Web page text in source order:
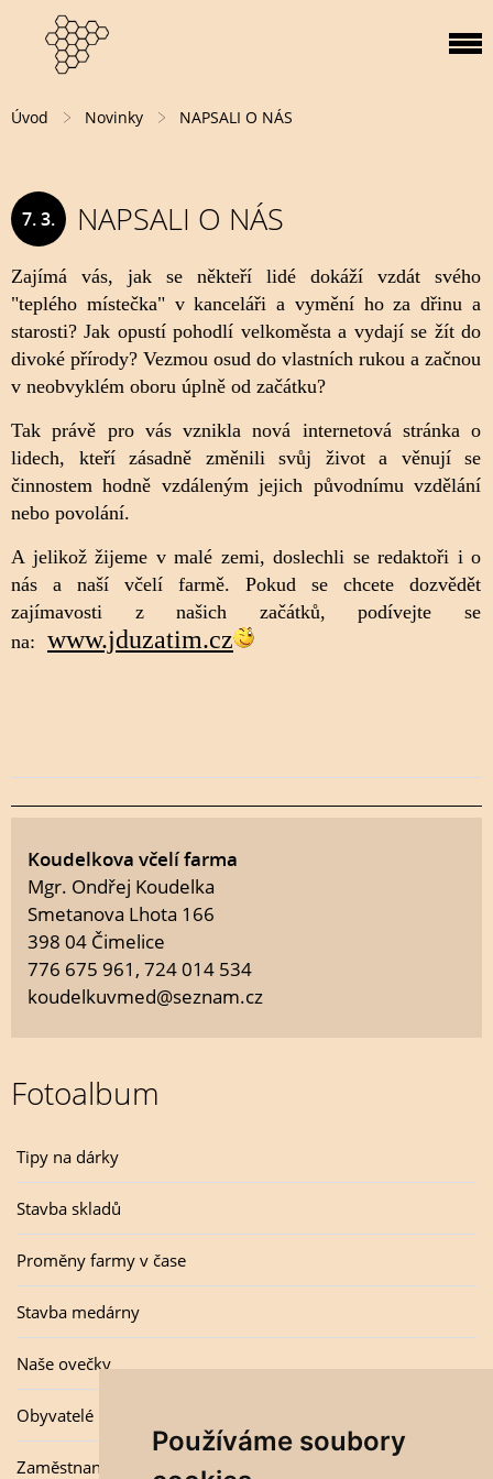
Používáme soubory
Úvod Novinky NAPSALI O NÁS
7. 3.
2014
NAPSALI O NÁS
Zajímá vás, jak se někteří lidé dokáží vzdát svého
"teplého místečka" v kanceláři a vymění ho za dřinu a
starosti? Jak opustí pohodlí velkoměsta a vydají se žít do
divoké přírody? Vezmou osud do vlastních rukou a začnou
v neobvyklém oboru úplně od začátku?
Tak právě pro vás vznikla nová internetová stránka o
lidech, kteří zásadně změnili svůj život a věnují se
činnostem hodně vzdáleným jejich původnímu vzdělání
nebo povolání.
A jelikož žijeme v malé zemi, doslechli se redaktoři i o
nás a naší včelí farmě. Pokud se chcete dozvědět
zajímavosti z našich začátků, podívejte se
na: www.jduzatim.cz
Koudelkova včelí farma
Mgr. Ondřej Koudelka
Smetanova Lhota 166
398 04 Čimelice
776 675 961, 724 014 534
koudelkuvmed@seznam.cz
Fotoalbum
Tipy na dárky
Stavba skladů
Proměny farmy v čase
Stavba medárny
Naše ovečky
Obyvatelé úlu
Zaměstnanci